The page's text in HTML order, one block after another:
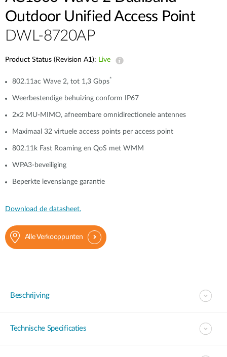
Outdoor Unified Access Point
DWL-8720AP
Product Status (Revision A1): Live
802.11ac Wave 2, tot 1,3 Gbps*
Weerbestendige behuizing conform IP67
2x2 MU-MIMO, afneembare omnidirectionele antennes
Maximaal 32 virtuele access points per access point
802.11k Fast Roaming en QoS met WMM
WPA3-beveiliging
Beperkte levenslange garantie
Download de datasheet.
Alle Verkooppunten
Beschrijving
Technische Specificaties